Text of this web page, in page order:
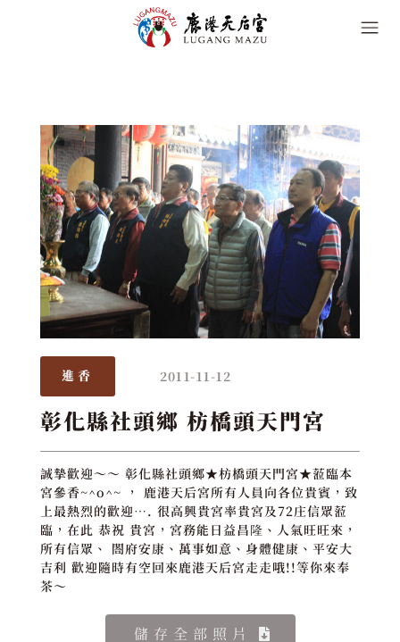
進香 2011-11-12
彰化縣社頭鄉 枋橋頭天門宮
誠摯歡迎～～ 彰化縣社頭鄉★枋橋頭天門宮★蒞臨本
宮參香~^o^~ ， 鹿港天后宮所有人員向各位貴賓，致
上最熱烈的歡迎…. 很高興貴宮率貴宮及72庄信眾蒞
臨，在此 恭祝 貴宮，宮務能日益昌隆、人氣旺旺來，
所有信眾、 閤府安康、萬事如意、身體健康、平安大
吉利 歡迎隨時有空回來鹿港天后宮走走哦!!等你來奉
茶～
儲存全部照片